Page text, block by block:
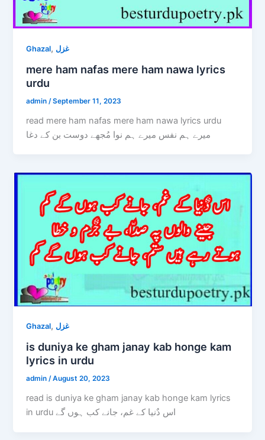
Ghazal, غزل
mere ham nafas mere ham nawa lyrics
urdu
admin /September 11, 2023
read mere ham nafas mere ham nawa lyrics urdu
میرے ہم نفس میرے ہم نوا مُجھے دوست بن کے دغا
Ghazal, غزل
is duniya ke gham janay kab honge kam
lyrics in urdu
admin/August 20, 2023
read is duniya ke gham janay kab honge kam lyrics
in urdu اس دٌنیا کے غم، جانے کب ہوں گے